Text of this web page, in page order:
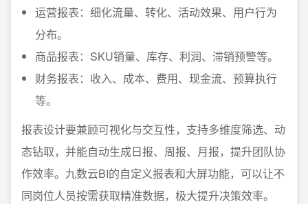
运营报表：细化流量、转化、活动效果、用户行为
分布。
商品报表：SKU销量、库存、利润、滞销预警等。
财务报表：收入、成本、费用、现金流、预算执行
等。
报表设计要兼顾可视化与交互性，支持多维度筛选、动
态钻取，并能自动生成日报、周报、月报，提升团队协
作效率。九数云BI的自定义报表和大屏功能，可以让不
同岗位人员按需获取精准数据，极大提升决策效率。